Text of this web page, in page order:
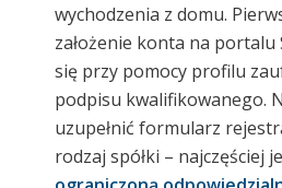
wychodzenia z domu.
założenie konta na portalu
się przy pomocy profilu
podpisu kwalifikowanego.
uzupełnić formularz
rodzaj spółki – najczęściej